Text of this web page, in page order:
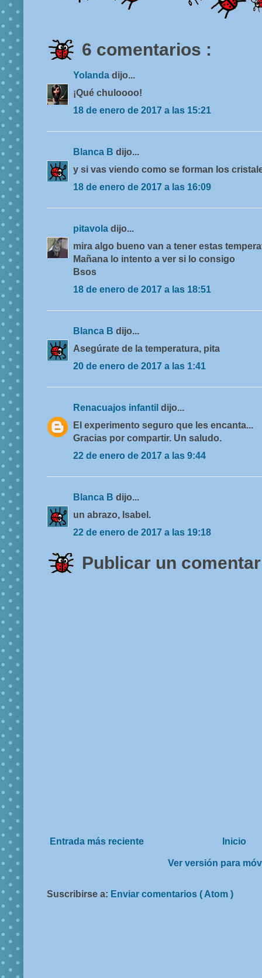
6 comentarios :
Yolanda dijo...
¡Qué chuloooo!
18 de enero de 2017 a las 15:21
Blanca B dijo...
y si vas viendo como se forman los
18 de enero de 2017 a las 16:09
pitavola dijo...
mira algo bueno van a tener estas
Mañana lo intento a ver si lo consigo
Bsos
18 de enero de 2017 a las 18:51
Blanca B dijo...
Asegúrate de la temperatura, pita
20 de enero de 2017 a las 1:41
Renacuajos infantil dijo...
El experimento seguro que les encanta...
Gracias por compartir. Un saludo.
22 de enero de 2017 a las 9:44
Blanca B dijo...
un abrazo, Isabel.
22 de enero de 2017 a las 19:18
Publicar un
Entrada más reciente Inicio
Ver versión para
Suscribirse a: Enviar comentarios ( Atom )